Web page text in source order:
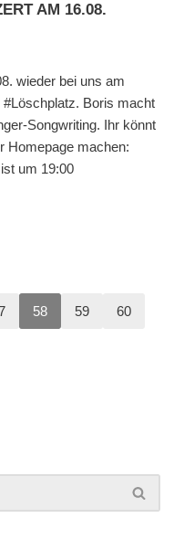
AM 16.08.
wieder bei uns am
Boris macht
Songwriting. Ihr könnt
Homepage machen:
um 19:00
58 59 60